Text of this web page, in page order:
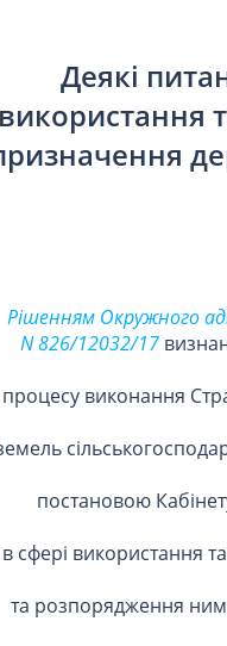
Деякі
використання
Рішенням Окружного
N 826/12032/17
процесу виконання
постановою
в сфері використання
та розпорядження